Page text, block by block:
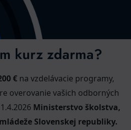
kurz zdarma?
€ na vzdelávacie programy,
overovanie vašich odborných
Ministerstvo školstva,
Slovenskej republiky.